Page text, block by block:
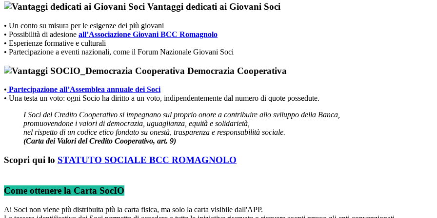
Vantaggi dedicati ai Giovani Soci
• Un conto su misura per le esigenze dei più giovani
• Possibilità di adesione all’Associazione Giovani BCC Romagnolo
• Esperienze formative e culturali
• Partecipazione a eventi nazionali, come il Forum Nazionale Giovani Soci
Democrazia Cooperativa
• Partecipazione all’Assemblea annuale dei Soci
• Una testa un voto: ogni Socio ha diritto a un voto, indipendentemente dal numero di quote possedute.
I Soci del Credito Cooperativo si impegnano sul proprio onore a contribuire allo sviluppo della Banca,
promuovendone i valori di democrazia, uguaglianza, equità e solidarietà,
nel rispetto di un codice etico fondato su onestà, trasparenza e responsabilità sociale.
(Carta dei Valori del Credito Cooperativo, art. 9)
Scopri qui lo STATUTO SOCIALE BCC ROMAGNOLO
Come ottenere la Carta SocIO
Ai Soci non viene più distribuita più la carta fisica, ma solo la carta visibile dall'APP.